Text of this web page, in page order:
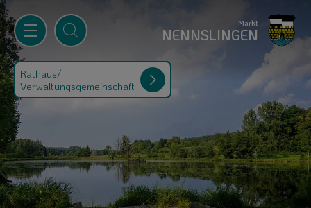
Markt
NENNSLINGEN
Rathaus/
Verwaltungsgemeinschaft